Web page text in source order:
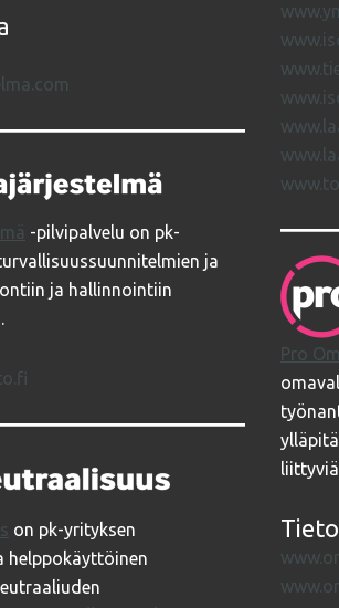
-pilvipalvelu on pk-
ja
ja hallinnointiin
on pk-yrityksen
helppokäyttöinen
Pro